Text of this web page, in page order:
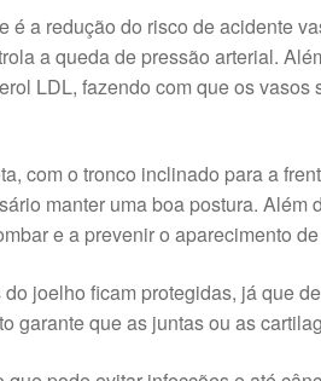
é a redução do risco de acidente
a queda de pressão arterial.
LDL, fazendo com que os vasos
com o tronco inclinado para a
manter uma boa postura. Além
e a prevenir o aparecimento
joelho ficam protegidas, já que
garante que as juntas ou as